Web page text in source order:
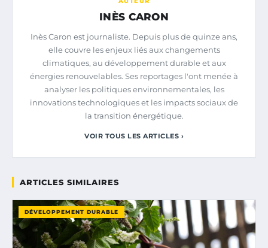
INÈS CARON
Inès Caron est journaliste. Depuis plus de quinze ans,
elle couvre les enjeux liés aux changements
climatiques, au développement durable et aux
énergies renouvelables. Ses reportages l'ont menée à
analyser les politiques environnementales, les
innovations technologiques et les impacts sociaux de
la transition énergétique.
VOIR TOUS LES ARTICLES ›
ARTICLES SIMILAIRES
DÉVELOPPEMENT DURABLE